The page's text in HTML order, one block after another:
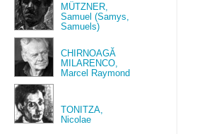
MÜTZNER,
Samuel (Samys,
Samuels)
CHIRNOAGĂ
MILARENCO,
Marcel Raymond
TONITZA,
Nicolae